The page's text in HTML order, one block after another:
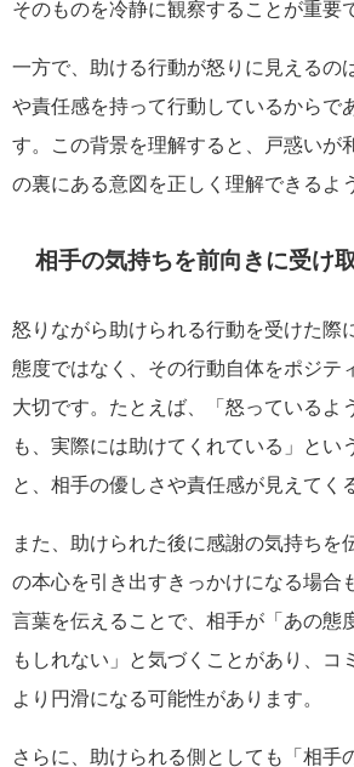
そのものを冷静に観察することが重要
一方で、助ける行動が怒りに見えるの
や責任感を持って行動しているからで
す。この背景を理解すると、戸惑いが
の裏にある意図を正しく理解できるよ
相手の気持ちを前向きに受け
怒りながら助けられる行動を受けた際
態度ではなく、その行動自体をポジテ
大切です。たとえば、「怒っているよ
も、実際には助けてくれている」とい
と、相手の優しさや責任感が見えてく
また、助けられた後に感謝の気持ちを
の本心を引き出すきっかけになる場合
言葉を伝えることで、相手が「あの態
もしれない」と気づくことがあり、コ
より円滑になる可能性があります。
さらに、助けられる側としても「相手